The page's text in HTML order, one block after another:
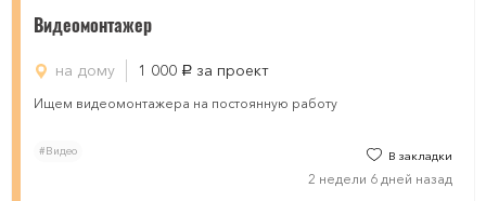
Видеомонтажер
на дому 1 000 руб. за проект
Ищем видеомонтажера на постоянную работу
#Видео В закладки
2 недели 6 дней назад